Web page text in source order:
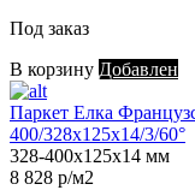
Под заказ
В корзину Добавлен
Паркет Елка
400/328х125х14/3/60°
328-400х125х14 мм
8 828 р/м2